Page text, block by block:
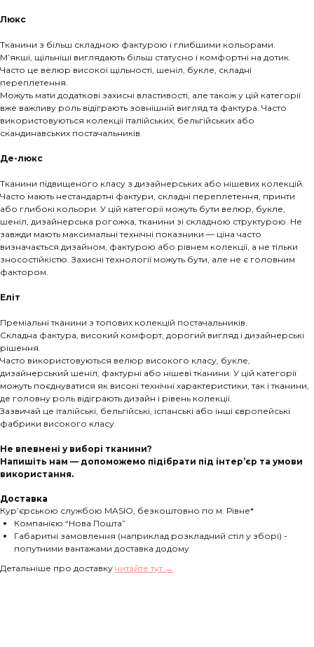
Люкс
Тканини з більш складною фактурою і глибшими кольорами.
М’якші, щільніші виглядають більш статусно і комфортні на дотик.
Часто це велюр високої щільності, шеніл, букле, складні
переплетення.
Можуть мати додаткові захисні властивості, але також у цій категорії
вже важливу роль відіграють зовнішній вигляд та фактура. Часто
використовуються колекції італійських, бельгійських або
скандинавських постачальників.
Де-люкс
Тканини підвищеного класу з дизайнерських або нішевих колекцій.
Часто мають нестандартні фактури, складні переплетення, принти
або глибокі кольори. У цій категорії можуть бути велюр, букле,
шеніл, дизайнерська рогожка, тканини зі складною структурою. Не
завжди мають максимальні технічні показники — ціна часто
визначається дизайном, фактурою або рівнем колекції, а не тільки
зносостійкістю. Захисні технології можуть бути, але не є головним
фактором.
Еліт
Преміальні тканини з топових колекцій постачальників.
Складна фактура, високий комфорт, дорогий вигляд і дизайнерські
рішення.
Часто використовуються велюр високого класу, букле,
дизайнерський шеніл, фактурні або нішеві тканини. У цій категорії
можуть поєднуватися як високі технічні характеристики, так і тканини,
де головну роль відіграють дизайн і рівень колекції.
Зазвичай це італійські, бельгійські, іспанські або інші європейські
фабрики високого класу.
Не впевнені у виборі тканини?
Напишіть нам — допоможемо підібрати під інтер’єр та умови
використання.
Доставка
Кур’єрською службою MASIO, безкоштовно по м. Рівне*
Компанією “Нова Пошта”
Габаритні замовлення (наприклад розкладний стіл у зборі) -
попутними вантажами доставка додому
Детальніше про доставку читайте тут →